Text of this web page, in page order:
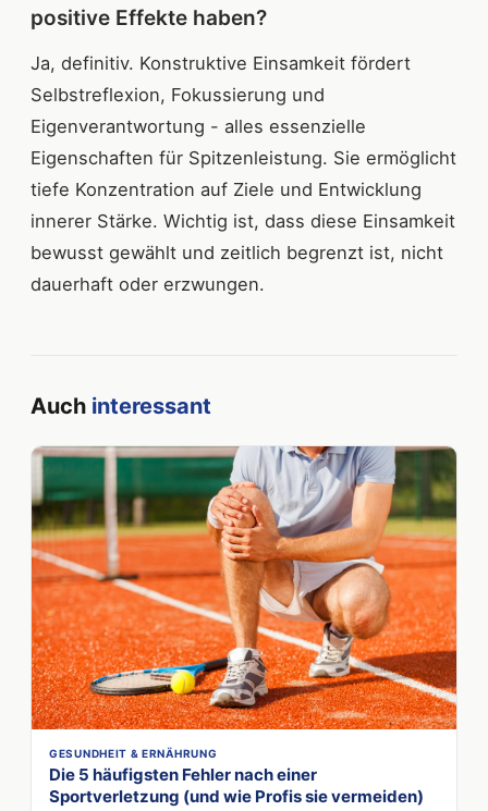
positive Effekte haben?
Ja, definitiv. Konstruktive Einsamkeit fördert
Selbstreflexion, Fokussierung und
Eigenverantwortung - alles essenzielle
Eigenschaften für Spitzenleistung. Sie ermöglicht
tiefe Konzentration auf Ziele und Entwicklung
innerer Stärke. Wichtig ist, dass diese Einsamkeit
bewusst gewählt und zeitlich begrenzt ist, nicht
dauerhaft oder erzwungen.
Auch interessant
GESUNDHEIT & ERNÄHRUNG
Die 5 häufigsten Fehler nach einer
Sportverletzung (und wie Profis sie vermeiden)